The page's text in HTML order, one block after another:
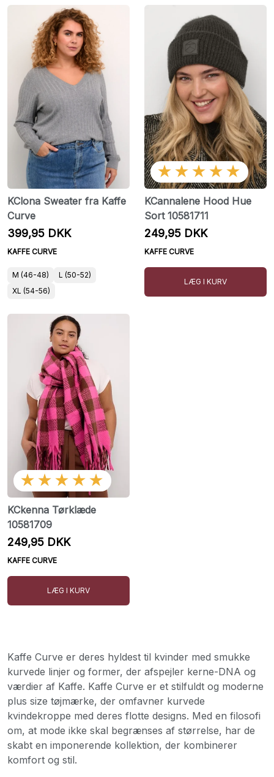
KClona Sweater fra Kaffe
Curve
399,95 DKK
KAFFE CURVE
M (46-48)
L (50-52)
XL (54-56)
★★★★★
KCannalene Hood Hue
Sort 10581711
249,95 DKK
KAFFE CURVE
LÆG I KURV
★★★★★
KCkenna Tørklæde
10581709
249,95 DKK
KAFFE CURVE
LÆG I KURV
Kaffe Curve er deres hyldest til kvinder med smukke
kurvede linjer og former, der afspejler kerne-DNA og
værdier af Kaffe. Kaffe Curve er et stilfuldt og moderne
plus size tøjmærke, der omfavner kurvede
kvindekroppe med deres flotte designs. Med en filosofi
om, at mode ikke skal begrænses af størrelse, har de
skabt en imponerende kollektion, der kombinerer
komfort og stil.